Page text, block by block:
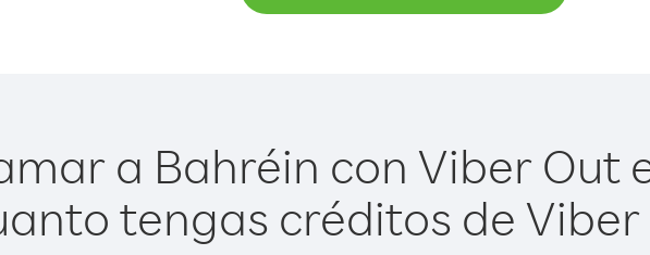
a Bahréin con Viber Out
tengas créditos de